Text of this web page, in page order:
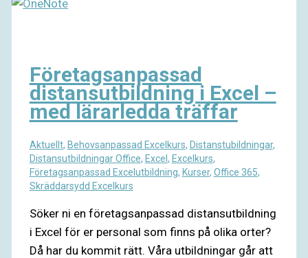
Företagsanpassad
distansutbildning i Excel –
med lärarledda träffar
Aktuellt, Behovsanpassad Excelkurs, Distanstubildningar,
Distansutbildningar Office, Excel , Excelkurs,
Företagsanpassad Excelutbildning, Kurser, Office 365,
Skräddarsydd Excelkurs
Söker ni en företagsanpassad distansutbildning
i Excel för er personal som finns på olika orter?
Då har du kommit rätt. Våra utbildningar går att